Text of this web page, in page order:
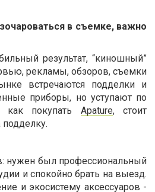
в съемке, важно
результат, “киношный”
рекламы, обзоров, съемки
встречаются подделки и
приборы, но уступают по
как покупать Apature, стоит
подделку.
нужен был профессиональный
и спокойно брать на выезд.
и экосистему аксессуаров -